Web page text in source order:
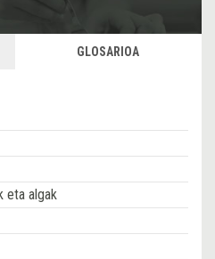
GLOSARIOA
eta algak